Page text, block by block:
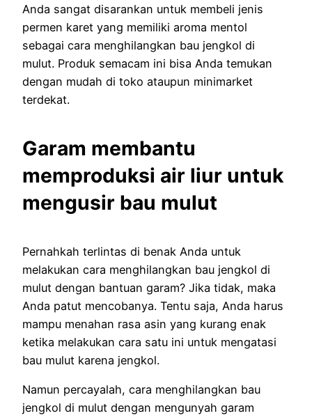
Anda sangat disarankan untuk membeli jenis
permen karet yang memiliki aroma mentol
sebagai cara menghilangkan bau jengkol di
mulut. Produk semacam ini bisa Anda temukan
dengan mudah di toko ataupun minimarket
terdekat.
Garam membantu
memproduksi air liur untuk
mengusir bau mulut
Pernahkah terlintas di benak Anda untuk
melakukan cara menghilangkan bau jengkol di
mulut dengan bantuan garam? Jika tidak, maka
Anda patut mencobanya. Tentu saja, Anda harus
mampu menahan rasa asin yang kurang enak
ketika melakukan cara satu ini untuk mengatasi
bau mulut karena jengkol.
Namun percayalah, cara menghilangkan bau
jengkol di mulut dengan mengunyah garam